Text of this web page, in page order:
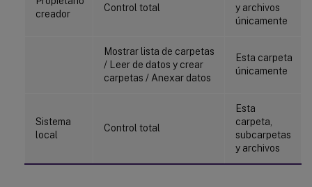
creador
Control total
y archivos
únicamente
Mostrar lista de carpetas
/ Leer de datos y crear
carpetas / Anexar datos
Esta carpeta
únicamente
Sistema
local
Control total
Esta
carpeta,
subcarpetas
y archivos